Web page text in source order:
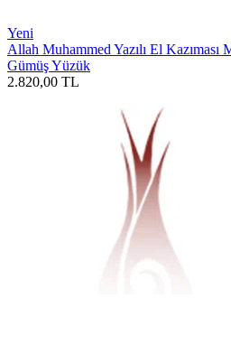
Yeni
Allah Muhammed Yazılı El Kazıması
Gümüş Yüzük
2.820,00 TL